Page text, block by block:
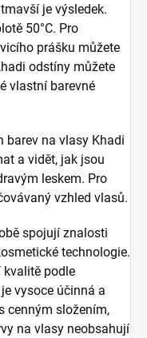
je výsledek.
50°C. Pro
prášku můžete
odstíny můžete
vlastní barevné
barev na vlasy Khadi
a vidět, jak jsou
leskem. Pro
vzhled vlasů.
spojují znalosti
technologie.
kvalitě podle
vysoce účinná a
cenným složením,
na vlasy neobsahují